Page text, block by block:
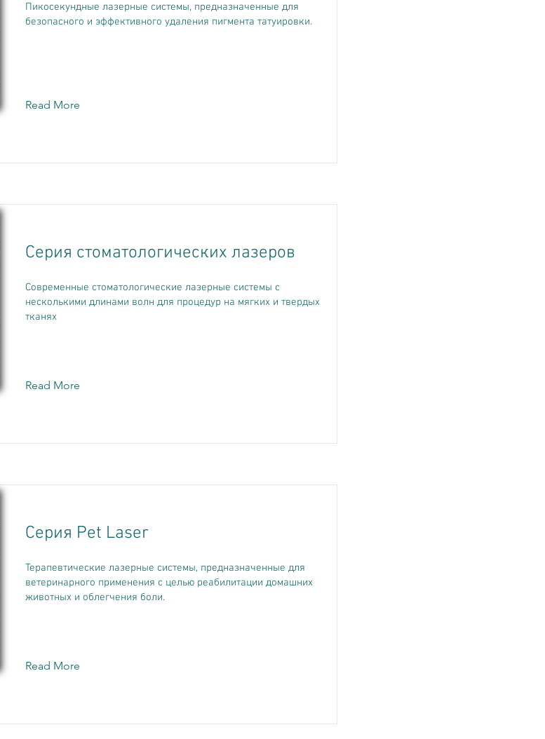
Пикосекундные лазерные системы, предназначенные для
безопасного и эффективного удаления пигмента татуировки.
Read More
Серия стоматологических лазеров
Современные стоматологические лазерные системы с
несколькими длинами волн для процедур на мягких и твердых
тканях
Read More
Серия Pet Laser
Терапевтические лазерные системы, предназначенные для
ветеринарного применения с целью реабилитации домашних
животных и облегчения боли.
Read More